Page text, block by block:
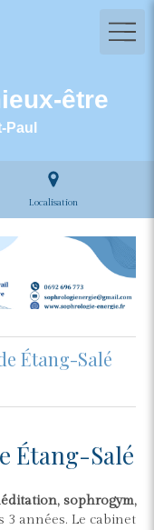
être
Localisation
Étang-Salé
Étang-Salé
sophrogym,
3 années. Le cabinet